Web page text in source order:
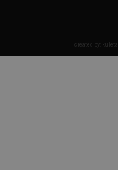
created by: kuleta